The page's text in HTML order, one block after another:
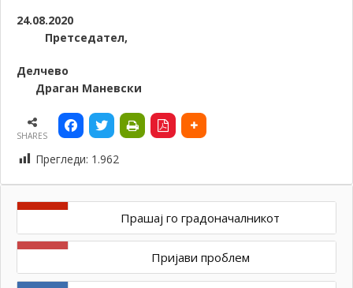
24.08.2020
Претседател,
Делчево
Драган Маневски
SHARES
Прегледи: 1.962
Прашај го градоначалникот
Пријави проблем